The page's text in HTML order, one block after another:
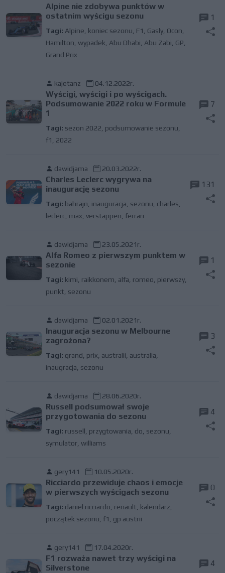
Alpine nie zdobywa punktów w
ostatnim wyścigu sezonu
Tagi: Alpine koniec sezonu F1 Gasly, Ocon
Hamilton wypadek Abu Dhabi Abu Zabi GP
Grand Prix
1
kajetanz 04.12.2022r.
Wyścigi, wyścigi i po wyścigach.
Podsumowanie 2022 roku w Formule
1
Tagi: sezon 2022 podsumowanie sezonu
f1
2022
7
dawidjama 20.03.2022r.
Charles Leclerc wygrywa na
inaugurację sezonu
Tagi: bahrajn inauguracja sezonu charles
leclerc, max verstappen ferrari
131
dawidjama 23.05.2021r.
Alfa Romeo z pierwszym punktem w
sezonie
Tagi: kimi raikkonem alfa romeo pierwszy,
punkt sezonu
1
dawidjama 02.01.2021r.
Inauguracja sezonu w Melbourne
zagrożona?
Tagi: grand prix australii australia
inaugracja sezonu
3
dawidjama 28.06.2020r.
Russell podsumował swoje
przygotowania do sezonu
Tagi: russell przygtowania do sezonu
symulator williams
4
gery141 10.05.2020r.
Ricciardo przewiduje chaos i emocje
w pierwszych wyścigach sezonu
Tagi: daniel ricciardo renault kalendarz
początek sezonu f1 gp austrii
0
gery141 17.04.2020r.
F1 rozważa nawet trzy wyścigi na
Silverstone
4